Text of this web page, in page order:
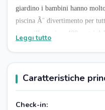
giardino i bambini hanno
piscina Ã¨ divertimento per
tranquilla, a circa 400 metri
Leggi tutto
Caratteristiche
Check-in: